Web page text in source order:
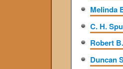
Melinda
C. H.
Robert
Duncan